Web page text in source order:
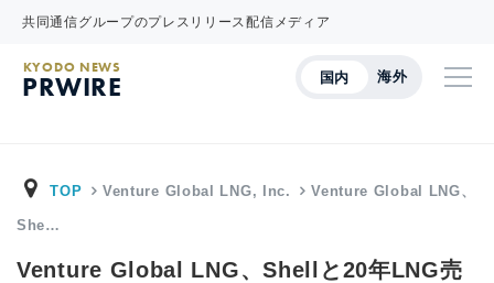
共同通信グループのプレスリリース配信メディア
国内 海外
KYODO NEWS
PRWIRE
TOP Venture Global LNG, Inc. Venture Global LNG、
She…
Venture Global LNG、Shellと20年LNG売